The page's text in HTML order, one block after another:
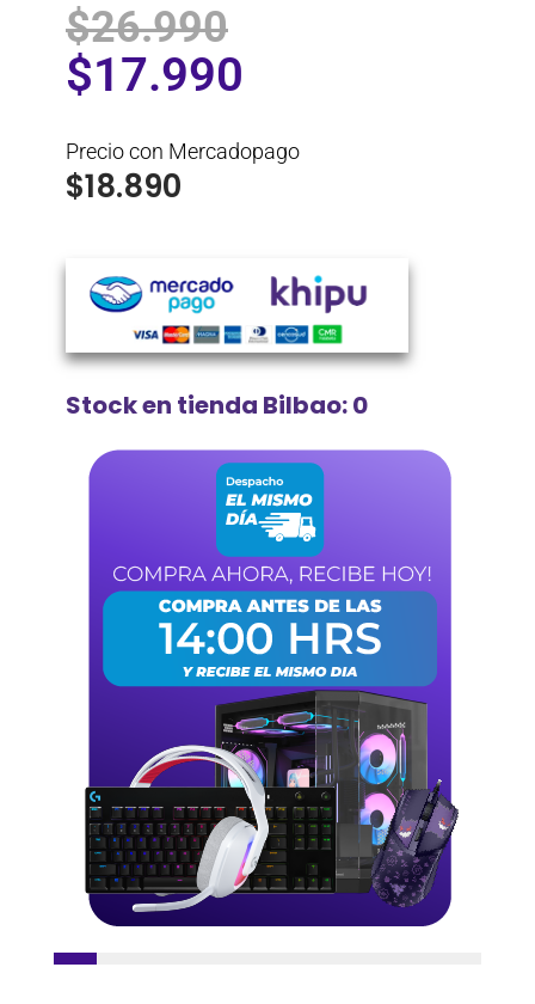
$26.990
$17.990
Precio con Mercadopago
$18.890
Stock en tienda Bilbao: 0